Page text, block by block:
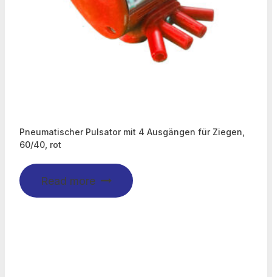
Pneumatischer Pulsator mit 4 Ausgängen für Ziegen,
60/40, rot
Read more